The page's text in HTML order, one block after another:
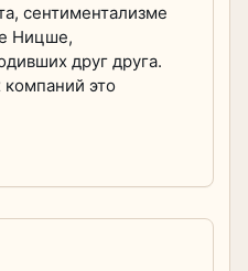
сентиментализме
Ницше,
друг друга.
компаний это